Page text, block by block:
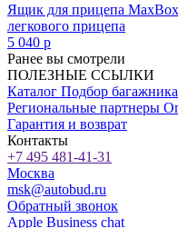
Ящик для прицепа
легкового прицепа
5 040 p
Ранее вы смотрели
ПОЛЕЗНЫЕ ССЫЛКИ
Каталог Подбор багажника
Региональные партнеры
Гарантия и возврат
Контакты
+7 495 481-41-31
Москва
msk@autobud.ru
Обратный звонок
Apple Business chat